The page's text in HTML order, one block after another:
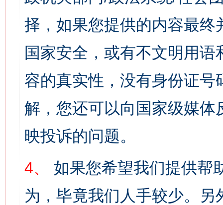
择，如果您提供的内容最
国家安全，或有不文明用
容的真实性，没有身份证
解，您还可以向国家级媒
映投诉的问题。
4、
如果您希望我们提供帮
为，毕竟我们人手较少。